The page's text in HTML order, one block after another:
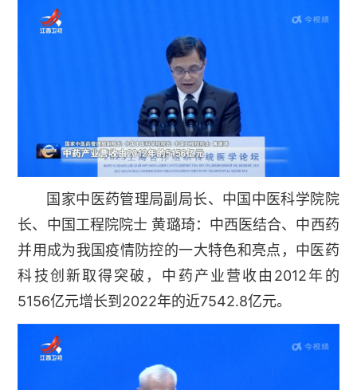
国家中医药管理局副局长、中国中医科学院院
长、中国工程院院士 黄璐琦：中西医结合、中西药
并用成为我国疫情防控的一大特色和亮点，中医药
科技创新取得突破，中药产业营收由2012年的
5156亿元增长到2022年的近7542.8亿元。